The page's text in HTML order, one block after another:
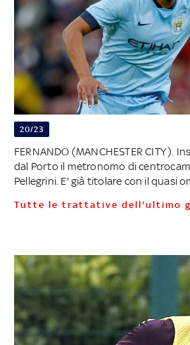
20/23
FERNANDO (MANCHESTER CITY).
dal Porto il metronomo di
Pellegrini. E' già titolare con il quasi
Tutte le trattative dell'ultimo